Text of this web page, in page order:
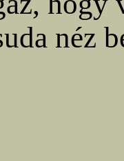
néz